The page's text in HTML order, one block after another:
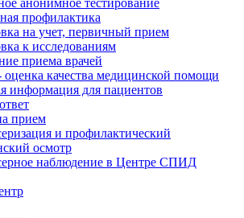
анонимное тестирование
профилактика
на учет, первичный прием
к исследованиям
приема врачей
оценка качества медицинской помощи
информация для пациентов
прием
и профилактический
осмотр
наблюдение в Центре СПИД